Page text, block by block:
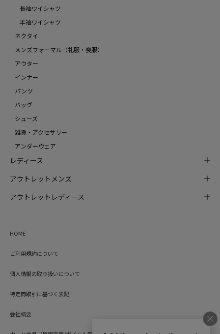
長袖ワイシャツ
半袖ワイシャツ
ネクタイ
メンズフォーマル（礼服・喪服）
アウター
インナー
パンツ
バッグ
シューズ
雑貨・アクセサリー
アンダーウェア
レディース
アウトレットメンズ
アウトレットレディース
HOME
ご利用規約について
個人情報の取り扱いについて
特定商取引に基づく表記
会社概要